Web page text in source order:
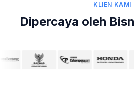
KLIEN KAMI
Dipercaya oleh